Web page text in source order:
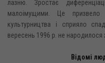
лазню. Зростає
малоімущими. Це призвело
культурництва і сприяло
вересень 1996 р. не народилося
Відомі